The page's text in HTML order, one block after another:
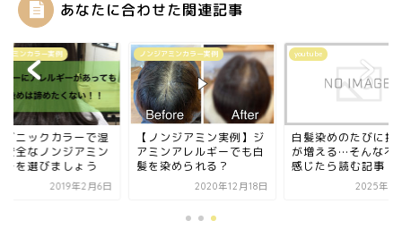
あなたに合わせた関連記事
アミンカラー実例
ガニックカラーで湿
安全なノンジアミン
ーを選びましょう
2019年2月6日
ノンジアミンカラー実例
【ノンジアミン実例】ジ
アミンアレルギーでも白
髪を染められる？
2020年12月18日
youtube
白髪染めのたびに抜
が増える…そんな不
感じたら読む記事
2025年5